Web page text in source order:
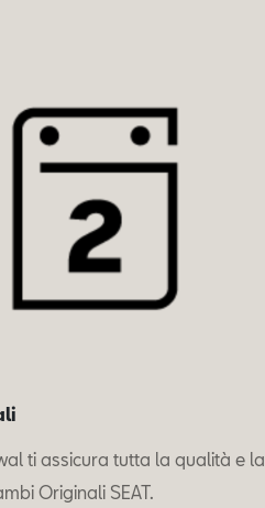
ti assicura tutta la qualità e la
Originali SEAT.